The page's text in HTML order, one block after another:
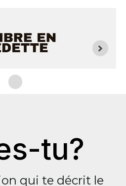
tu?
qui te décrit le